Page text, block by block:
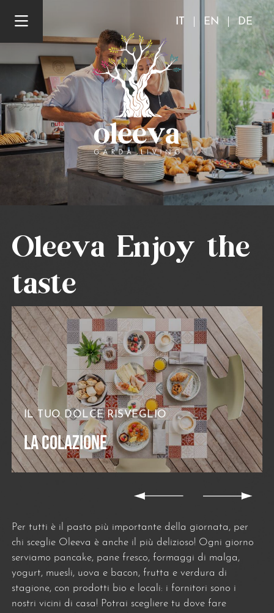
EN DE
Oleeva Enjoy the
taste
IL TUO DOLCE RISVEGLIO
LA COLAZIONE
Per tutti è il pasto più importante della giornata, per
chi sceglie Oleeva è anche il più delizioso! Ogni giorno
serviamo pancake, pane fresco, formaggi di malga,
yogurt, muesli, uova e bacon, frutta e verdura di
stagione, con prodotti bio e locali: i fornitori sono i
nostri vicini di casa! Potrai scegliere tu dove fare